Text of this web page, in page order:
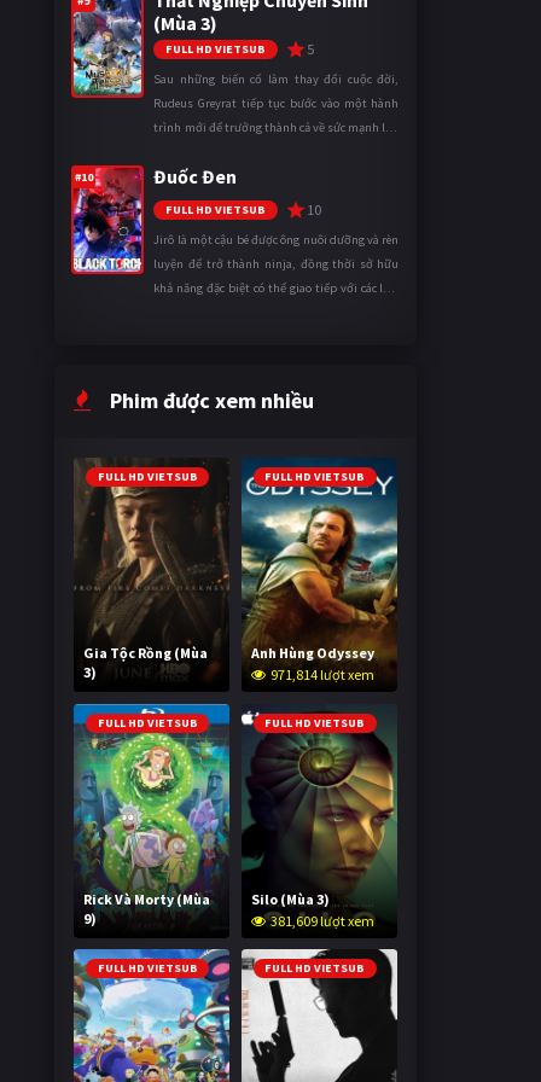
(Mùa 3)
FULL HD VIETSUB 5
Sau những biến cố làm thay đổi cuộc đời,
Rudeus Greyrat tiếp tục bước vào một hành
trình mới để trưởng thành cả về sức mạnh lẫn
ngày càng khắc nghiệt, anh ...
#10 Đuốc Đen
FULL HD VIETSUB 10
Jirô là một cậu bé được ông nuôi dưỡng và rèn
luyện để trở thành ninja, đồng thời sở hữu
khả năng đặc biệt có thể giao tiếp với các loài
Phim được xem nhiều
FULL HD VIETSUB
Gia Tộc Rồng (Mùa
3)
2,038,256 lượt xem
FULL HD VIETSUB
Anh Hùng Odyssey
971,814 lượt xem
FULL HD VIETSUB
Rick Và Morty (Mùa
9)
3,005,752 lượt xem
FULL HD VIETSUB
Silo (Mùa 3)
381,609 lượt xem
FULL HD VIETSUB FULL HD VIETSUB